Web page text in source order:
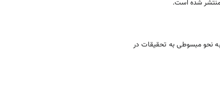
منتشر شده است.
نحو مبسوطی به‏ تحقیقات در